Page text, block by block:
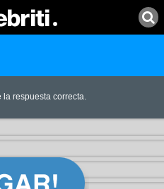
la respuesta correcta.